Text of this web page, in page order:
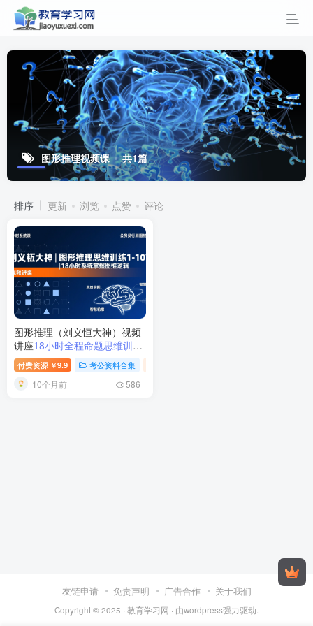
图形推理视频课 共1篇
排序 更新 浏览 点赞 评论
图形推理（刘义恒大神）视频
讲座18小时全程命题思维训练·
系统攻克行测图推高分题
付费资源 ￥9.9 考公资料合集
10个月前 586
友链申请 免责声明 广告合作 关于我们
Copyright © 2025 · 教育学习网 · 由wordpress强力驱动.